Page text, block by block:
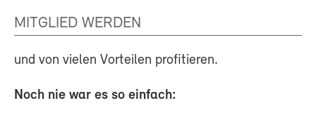
MITGLIED WERDEN
und von vielen Vorteilen profitieren.
Noch nie war es so einfach: